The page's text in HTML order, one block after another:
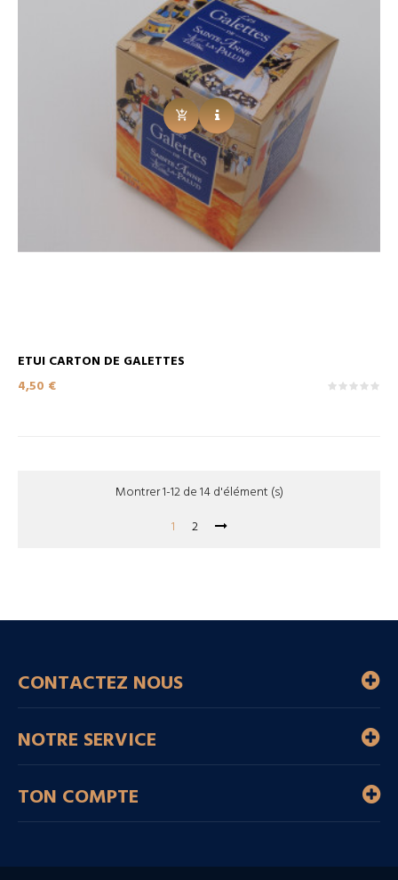
ETUI CARTON DE GALETTES
Prix
4,50 €
Montrer 1-12 de 14 d'élément (s)
1
2
CONTACTEZ NOUS
NOTRE SERVICE
TON COMPTE